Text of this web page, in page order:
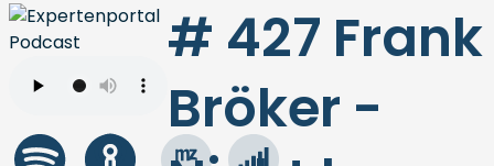
# 427 Frank
Bröker -